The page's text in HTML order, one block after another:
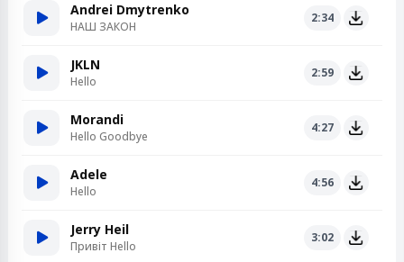
Andrei Dmytrenko
НАШ ЗАКОН
2:34
JKLN
Hello
2:59
Morandi
Hello Goodbye
4:27
Adele
Hello
4:56
Jerry Heil
Привіт Hello
3:02